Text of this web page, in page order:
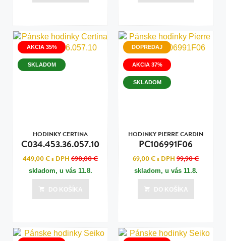
AKCIA 35%
SKLADOM
HODINKY CERTINA
C034.453.36.057.10
449,00 €s DPH 690,00 €
skladom, u vás 11.8.
DO KOŠÍKA
DOPREDAJ
AKCIA 37%
SKLADOM
HODINKY PIERRE CARDIN
PC106991F06
69,00 €s DPH 99,90 €
skladom, u vás 11.8.
DO KOŠÍKA